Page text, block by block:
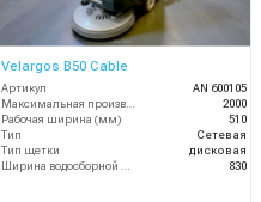
Velargos B50 Cable
Артикул
AN 600105
2000
Рабочая ширина (мм)
510
Тип
Сетевая
Тип щетки
дисковая
830